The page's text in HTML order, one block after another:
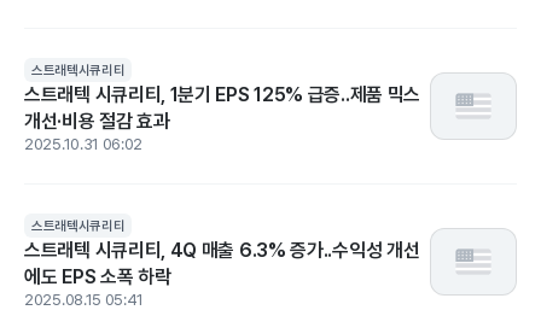
스트래텍시큐리티
스트래텍 시큐리티, 1분기 EPS 125% 급증..제품 믹스
개선·비용 절감 효과
2025.10.31 06:02
스트래텍시큐리티
스트래텍 시큐리티, 4Q 매출 6.3% 증가..수익성 개선
에도 EPS 소폭 하락
2025.08.15 05:41